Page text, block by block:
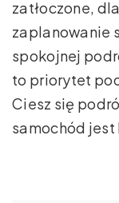
zatłoczone,
zaplanowanie
spokojnej
to priorytet
Ciesz się
samochód